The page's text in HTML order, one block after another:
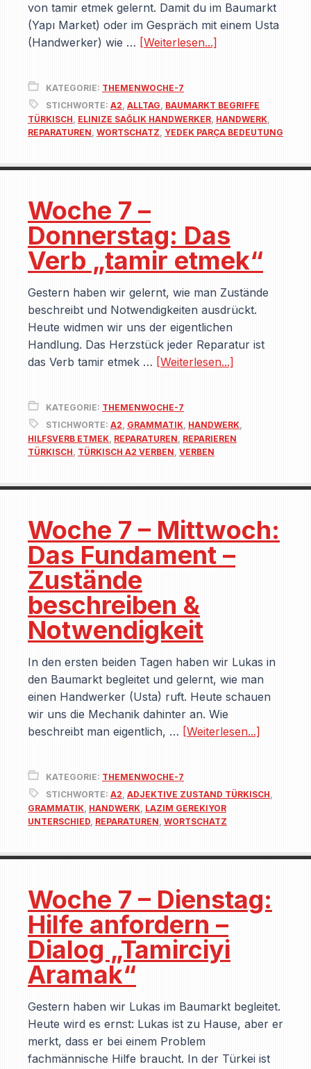
von tamir etmek gelernt. Damit du im Baumarkt
(Yapı Market) oder im Gespräch mit einem Usta
(Handwerker) wie … [Weiterlesen...]
KATEGORIE: THEMENWOCHE-7
STICHWORTE: A2, ALLTAG, BAUMARKT BEGRIFFE
TÜRKISCH, ELINIZE SAĞLIK HANDWERKER, HANDWERK,
REPARATUREN, WORTSCHATZ, YEDEK PARÇA BEDEUTUNG
Woche 7 –
Donnerstag: Das
Verb „tamir etmek“
Gestern haben wir gelernt, wie man Zustände
beschreibt und Notwendigkeiten ausdrückt.
Heute widmen wir uns der eigentlichen
Handlung. Das Herzstück jeder Reparatur ist
das Verb tamir etmek … [Weiterlesen...]
KATEGORIE: THEMENWOCHE-7
STICHWORTE: A2, GRAMMATIK, HANDWERK,
HILFSVERB ETMEK, REPARATUREN, REPARIEREN
TÜRKISCH, TÜRKISCH A2 VERBEN, VERBEN
Woche 7 – Mittwoch:
Das Fundament –
Zustände
beschreiben &
Notwendigkeit
In den ersten beiden Tagen haben wir Lukas in
den Baumarkt begleitet und gelernt, wie man
einen Handwerker (Usta) ruft. Heute schauen
wir uns die Mechanik dahinter an. Wie
beschreibt man eigentlich, … [Weiterlesen...]
KATEGORIE: THEMENWOCHE-7
STICHWORTE: A2, ADJEKTIVE ZUSTAND TÜRKISCH,
GRAMMATIK, HANDWERK, LAZIM GEREKIYOR
UNTERSCHIED, REPARATUREN, WORTSCHATZ
Woche 7 – Dienstag:
Hilfe anfordern –
Dialog „Tamirciyi
Aramak“
Gestern haben wir Lukas im Baumarkt begleitet.
Heute wird es ernst: Lukas ist zu Hause, aber er
merkt, dass er bei einem Problem
fachmännische Hilfe braucht. In der Türkei ist